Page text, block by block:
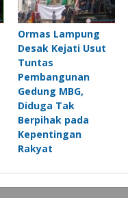
Ormas Lampung
Desak Kejati Usut
Tuntas
Pembangunan
Gedung MBG,
Diduga Tak
Berpihak pada
Kepentingan
Rakyat